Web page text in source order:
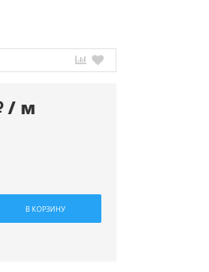
/ м
В КОРЗИНУ